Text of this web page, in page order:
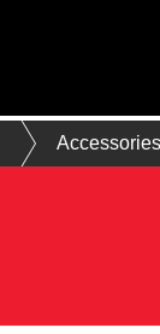
Accessories